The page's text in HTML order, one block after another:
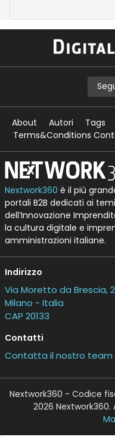
About Autori Tags
Terms&Conditions
Nextwork360 è il più
portali B2B dedicati ai
dell’Innovazione
la cultura digitale e
amministrazioni italiane.
Indirizzo
Via Moretto da Brescia,
Milano - Italia
CAP 20133
Contatti
Contatta il nostro team
Nextwork360 - Codice
2026 Nextwork360.